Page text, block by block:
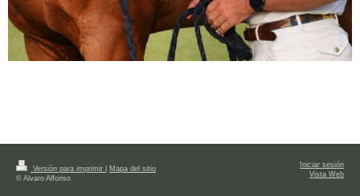
Versión para imprimir
Mapa del sitio
© Alvaro Alfonso
Iniciar sesión
Vista Web